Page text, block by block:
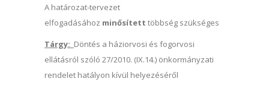
A határozat-tervezet
elfogadásához minősített többség szükséges
Tárgy: Döntés a háziorvosi és fogorvosi
ellátásról szóló 27/2010. (IX.14.) önkormányzati
rendelet hatályon kívül helyezéséről